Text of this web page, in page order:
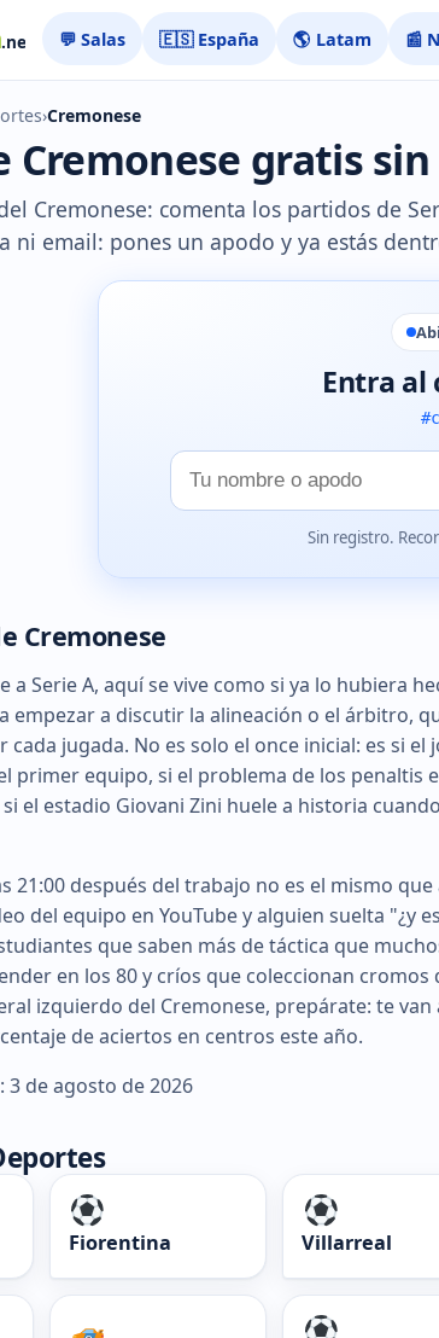
💬 Salas 🇪🇸 España 🌎 Latam 📰
›Cremonese
Cremonese gratis
Cremonese: comenta los partidos de
ni email: pones un apodo y ya estás
Entra al
Tu
nombre
Sin registro.
Cremonese
a Serie A, aquí se vive como si ya lo hubiera
empezar a discutir la alineación o el árbitro,
cada jugada. No es solo el once inicial: es si
primer equipo, si el problema de los penaltis
el estadio Giovani Zini huele a historia
21:00 después del trabajo no es el mismo que
del equipo en YouTube y alguien suelta "¿y
que saben más de táctica que
en los 80 y críos que coleccionan cromos
izquierdo del Cremonese, prepárate: te
de aciertos en centros este año.
de agosto de 2026
Fiorentina Villarreal